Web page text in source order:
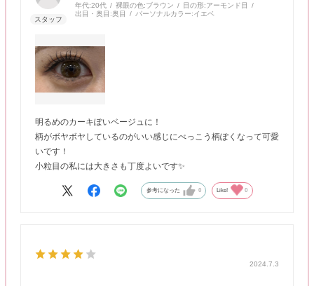
年代:20代 裸眼の色:ブラウン 目の形:アーモンド目
出目・奥目:奥目 パーソナルカラー:イエベ
明るめのカーキぽいベージュに！
柄がボヤボヤしているのがいい感じにべっこう柄ぽくなって可愛
いです！
小粒目の私には大きさも丁度よいです✨
参考になった 0 Like! 0
2024.7.3